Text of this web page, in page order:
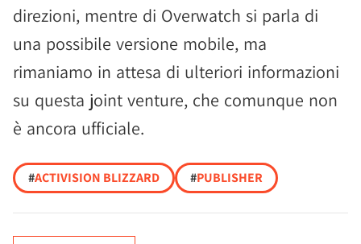
direzioni, mentre di Overwatch si parla di
una possibile versione mobile, ma
rimaniamo in attesa di ulteriori informazioni
su questa joint venture, che comunque non
è ancora ufficiale.
#ACTIVISION BLIZZARD #PUBLISHER